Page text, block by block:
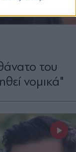
του
νομικά"